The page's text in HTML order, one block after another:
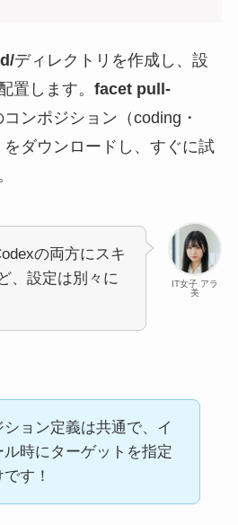
ディレクトリを作成し、設
置します。 facet pull-
ンポジション（coding・
ダウンロードし、すぐに試
IT女子 アラ
美
の両方にスキ
、設定は別々に
ション定義は共通で、イ
ル時にターゲットを指定
す！